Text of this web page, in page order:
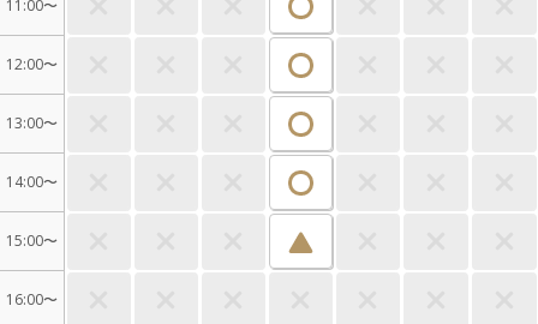
11:00〜
12:00〜
13:00〜
14:00〜
15:00〜
16:00〜